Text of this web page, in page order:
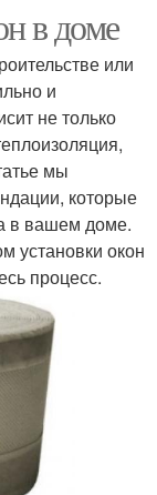
в доме
или
и
не только
мы
которые
в вашем доме.
установки окон
процесс.